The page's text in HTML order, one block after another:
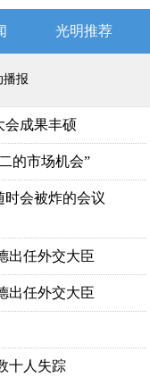
光明推荐
播报
会成果丰硕
的市场机会”
时会被炸的会议
出任外交大臣
出任外交大臣
十人失踪